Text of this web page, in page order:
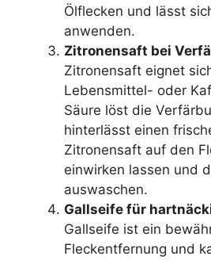
Ölflecken und lässt
anwenden.
Zitronensaft bei
Zitronensaft eignet
Lebensmittel- oder
Säure löst die
hinterlässt einen
Zitronensaft auf den
einwirken lassen und
auswaschen.
Gallseife für
Gallseife ist ein
Fleckentfernung und